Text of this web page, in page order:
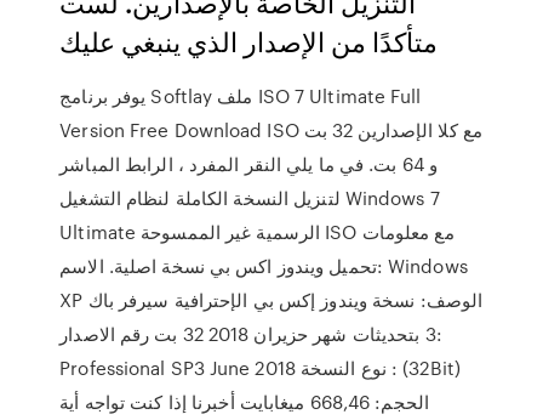
متأكدًا من الإصدار الذي ينبغي عليك
يوفر برنامج Softlay ملف ISO 7 Ultimate Full
Version Free Download ISO مع كلا الإصدارين 32 بت
و 64 بت. في ما يلي النقر المفرد ، الرابط المباشر
لتنزيل النسخة الكاملة لنظام التشغيل Windows 7
Ultimate الرسمية غير الممسوحة ISO مع معلومات
تحميل ويندوز اكس بي نسخة اصلية. الاسم: Windows
XP الوصف: نسخة ويندوز إكس بي الإحترافية سيرفر باك
3 بتحديثات شهر حزيران 2018 32 بت رقم الاصدار:
Professional SP3 June 2018 نوع النسخة : (32Bit)
الحجم: 668,46 ميغابايت أخبرنا إذا كنت تواجه أية